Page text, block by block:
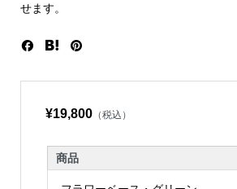
せます。
¥19,800（税込）
商品